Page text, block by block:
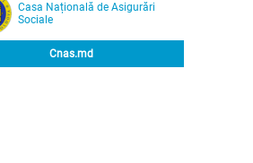
Casa Națională de Asigurări
Sociale
Cnas.md